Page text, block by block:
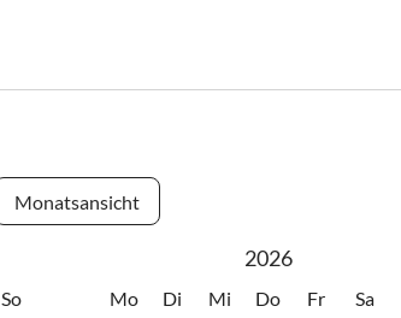
Monatsansicht
So
2026
Mo Di Mi Do Fr Sa